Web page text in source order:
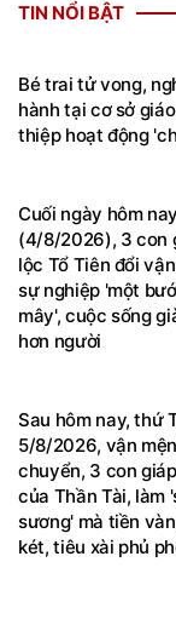
TIN NỔI BẬT
Bé trai tử vong,
hành tại cơ sở
thiệp hoạt động
Cuối ngày hôm nay
(4/8/2026), 3 con
lộc Tổ Tiên đổi
sự nghiệp 'một
mây', cuộc sống
hơn người
Sau hôm nay, thứ
5/8/2026, vận
chuyển, 3 con
của Thần Tài, làm
sương' mà tiền
két, tiêu xài phủ